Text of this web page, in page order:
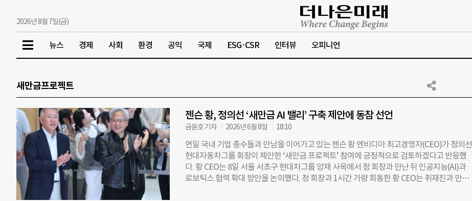
2026년 8월 7일(금)
뉴스 경제 사회 환경 공익 국제 ESG·CSR 인터뷰 오피니언
새만금프로젝트
젠슨 황, 정의선 ‘새만금 AI 밸리’ 구축 제안에 동참 선언
금윤호 기자 2026년 6월 8일 18:10
연일 국내 기업 총수들과 만남을 이어가고 있는 젠슨 황 엔비디아 최고경영자(CEO)가 정의선
현대자동차그룹 회장이 제안한 ‘새만금 프로젝트’ 참여에 긍정적으로 검토하겠다고 반응했
다. 황 CEO는 8일 서울 서초구 현대차그룹 양재 사옥에서 정 회장과 만난 뒤 인공지능(AI)과
로보틱스 협력 확대 방안을 논의했다. 정 회장과 1시간 가량 회동한 황 CEO는 취재진과 만나